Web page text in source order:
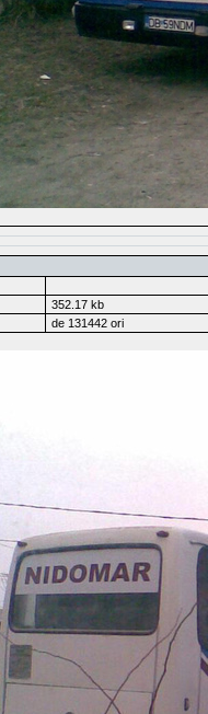
352.17 kb
de 131442 ori